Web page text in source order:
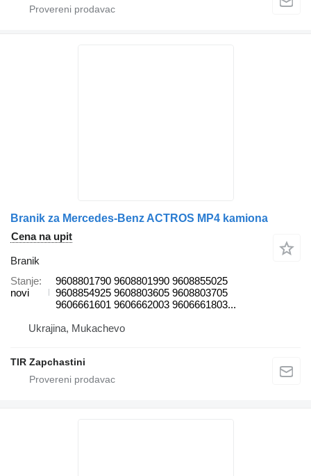
Branik za Mercedes-Benz ACTROS MP4 kamiona
Cena na upit
Branik
Stanje
novi
9608801790 9608801990 9608855025
9608854925 9608803605 9608803705
9606661601 9606662003 9606661803...
Ukrajina, Mukachevo
TIR Zapchastini